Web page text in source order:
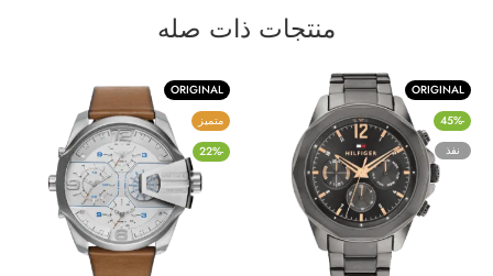
منتجات ذات صله
ORIGINAL
-45%
نفذ
ORIGINAL
متميز
-22%